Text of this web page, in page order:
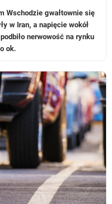
Wschodzie gwałtownie się
w Iran, a napięcie wokół
nerwowość na rynku
ok.